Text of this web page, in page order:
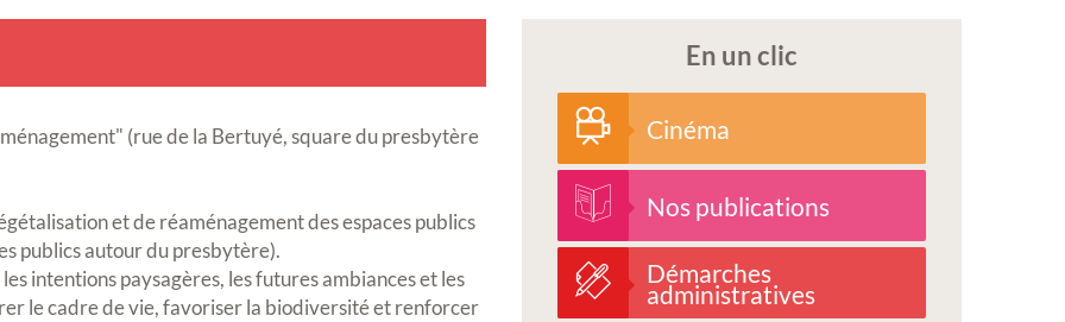
(rue de la Bertuyé, square du presbytère
et de réaménagement des espaces publics
publics autour du presbytère).
intentions paysagères, les futures ambiances et les
le cadre de vie, favoriser la biodiversité et renforcer
En un clic
Cinéma
Nos publications
Démarches
administratives